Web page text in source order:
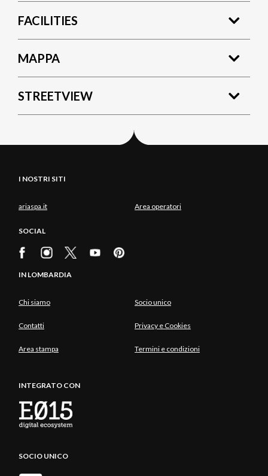
FACILITIES
MAPPA
STREETVIEW
I NOSTRI SITI
ariaspa.it Area operatori
SOCIAL
IN LOMBARDIA
Chi siamo Socio unico
Contatti Privacy e Cookies
Area stampa Termini e condizioni
INTEGRATO CON
SOCIO UNICO